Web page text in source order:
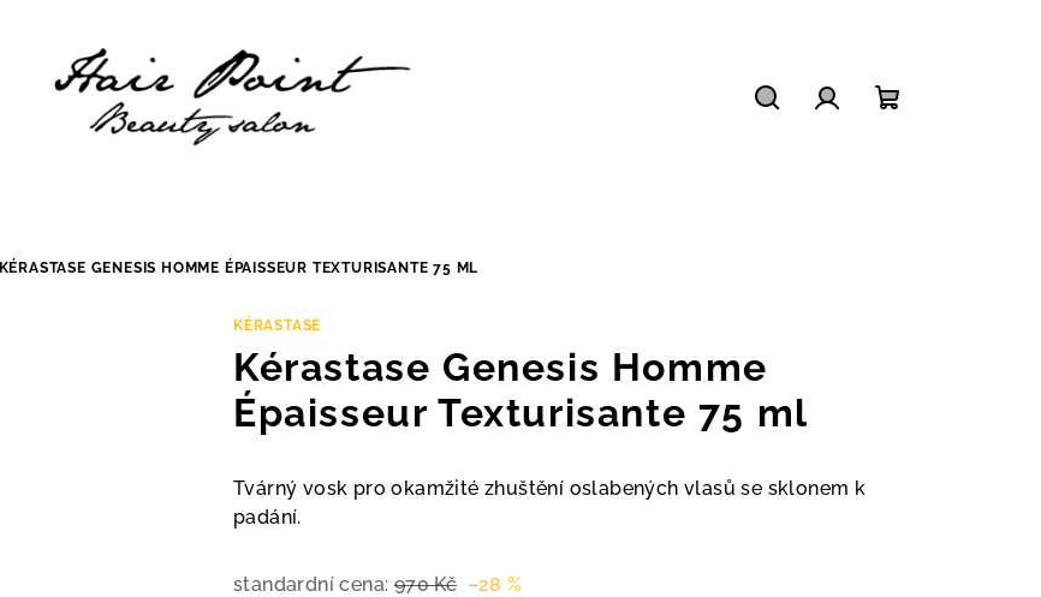
KÉRASTASE GENESIS HOMME ÉPAISSEUR TEXTURISANTE 75 ML
KÉRASTASE
Kérastase Genesis Homme
Épaisseur Texturisante 75 ml
Tvárný vosk pro okamžité zhuštění oslabených vlasů se sklonem k
padání.
standardní cena: 970 Kč –28 %